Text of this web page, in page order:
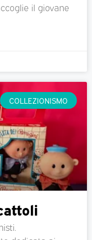
il giovane
COLLEZIONISMO